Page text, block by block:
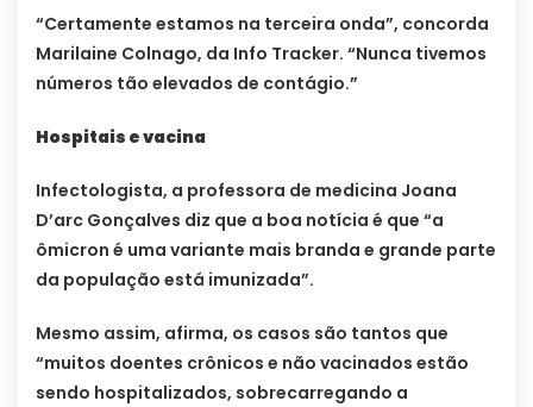
“Certamente estamos na terceira onda”, concorda
Marilaine Colnago, da Info Tracker. “Nunca tivemos
números tão elevados de contágio.”
Hospitais e vacina
Infectologista, a professora de medicina Joana
D’arc Gonçalves diz que a boa notícia é que “a
ômicron é uma variante mais branda e grande parte
da população está imunizada”.
Mesmo assim, afirma, os casos são tantos que
“muitos doentes crônicos e não vacinados estão
sendo hospitalizados, sobrecarregando a